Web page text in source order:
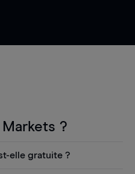
?
elle gratuite ?